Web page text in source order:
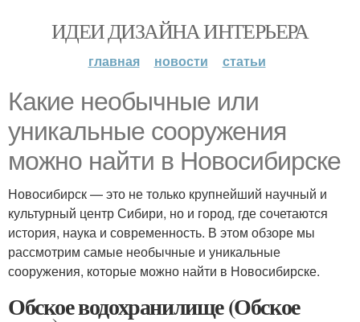
ИДЕИ ДИЗАЙНА ИНТЕРЬЕРА
главная новости статьи
Какие необычные или
уникальные сооружения
можно найти в Новосибирске
Новосибирск — это не только крупнейший научный и
культурный центр Сибири, но и город, где сочетаются
история, наука и современность. В этом обзоре мы
рассмотрим самые необычные и уникальные
сооружения, которые можно найти в Новосибирске.
Обское водохранилище (Обское